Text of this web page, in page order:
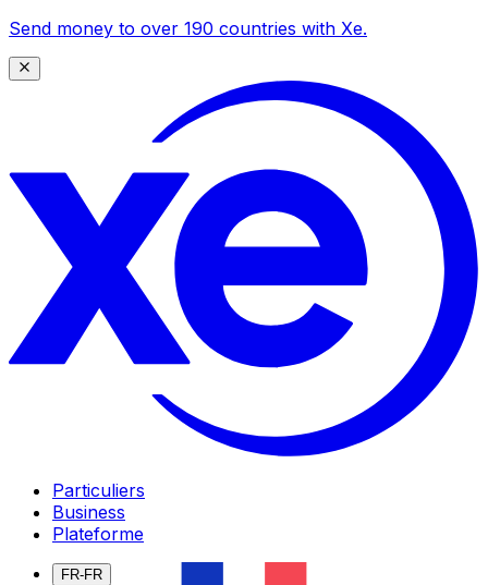
Send money to over 190 countries with Xe.
Particuliers
Business
Plateforme
FR-FR